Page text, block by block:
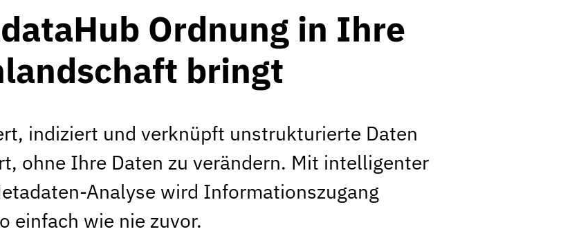
Ordnung in Ihre
bringt
indiziert und verknüpft unstrukturierte Daten
ohne Ihre Daten zu verändern. Mit intelligenter
Analyse wird Informationszugang
einfach wie nie zuvor.